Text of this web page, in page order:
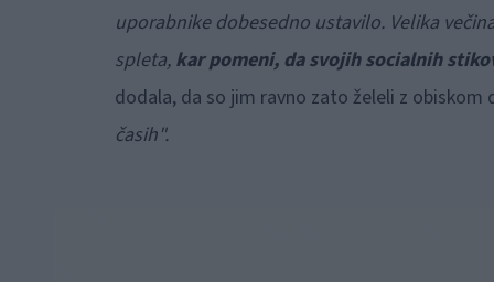
uporabnike dobesedno ustavilo. Velika
spleta, kar pomeni, da svojih socialnih
dodala, da so jim ravno zato želeli z obiskom
časih".